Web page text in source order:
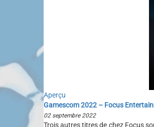
Aperçu
Gamescom 2022 – Focus
02 septembre 2022
Trois autres titres de chez Focus